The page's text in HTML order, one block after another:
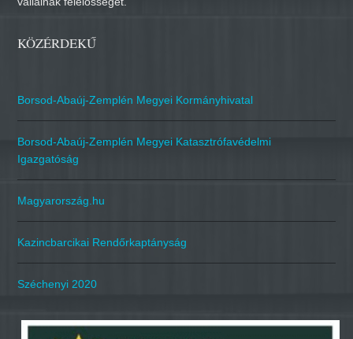
KÖZÉRDEKŰ
Borsod-Abaúj-Zemplén Megyei Kormányhivatal
Borsod-Abaúj-Zemplén Megyei Katasztrófavédelmi
Igazgatóság
Magyarország.hu
Kazincbarcikai Rendőrkaptányság
Széchenyi 2020